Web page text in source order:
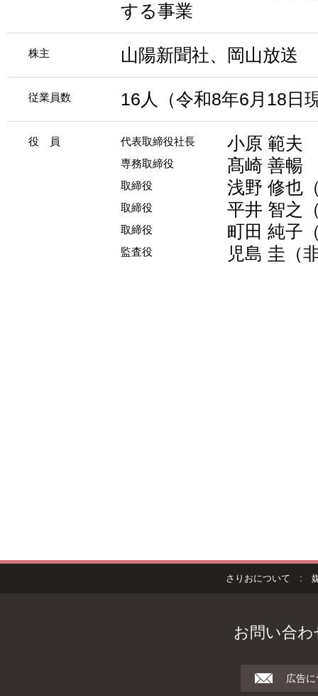
する事業
株主 山陽新聞社、岡山放送
従業員数 16人（令和8年6月18日
役 員 代表取締役社長 小原 範夫
専務取締役 髙崎 善暢
取締役 浅野 修也
取締役 平井 智之
取締役 町田 純子
監査役 児島 圭（
さりおについて :
お問い合わ
広告